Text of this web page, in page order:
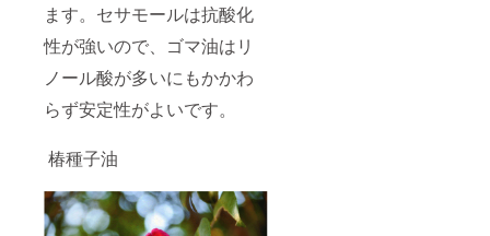
ます。セサモールは抗酸化
性が強いので、ゴマ油はリ
ノール酸が多いにもかかわ
らず安定性がよいです。
椿種子油